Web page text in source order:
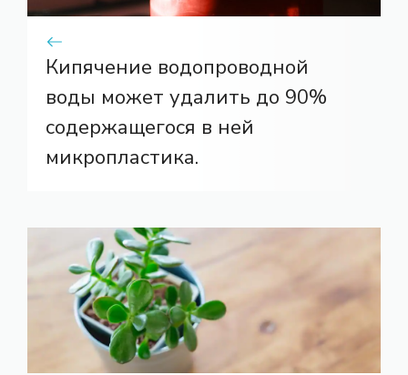
Кипячение водопроводной
воды может удалить до 90%
содержащегося в ней
микропластика.